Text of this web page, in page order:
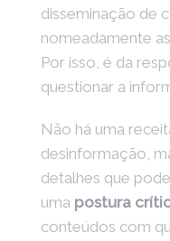
disseminação de
nomeadamente
Por isso, é da
questionar a
Não há uma
desinformação,
detalhes que
uma postura
conteúdos com